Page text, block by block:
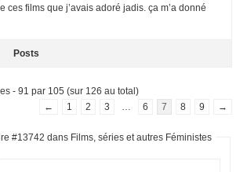
ces films que j’avais adoré jadis. ça m’a donné
Posts
- 91 par 105 (sur 126 au total)
←
1 2 3 6 7 8 9 →
#13742 dans Films, séries et autres Féministes